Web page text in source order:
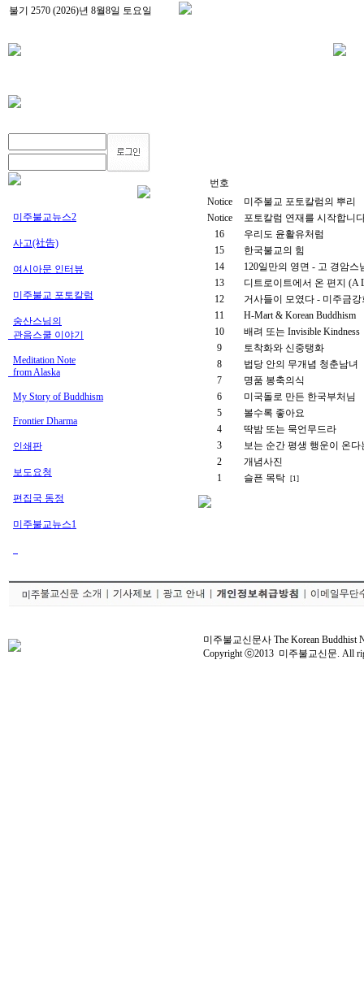
미주불교뉴스2
사고(社告)
여시아문 인터뷰
미주불교 포토칼럼
숭산스님의
_관음스쿨 이야기
Meditation Note
from Alaska
My Story of Buddhism
Frontier Dharma
인쇄판
보도요청
편집국 동정
미주불교뉴스1
번호
Notice
미주불교 포토칼럼의 뿌리
Notice
포토칼럼 연재를 시작합니
16
우리도 윤활유처럼
15
한국불교의 힘
14
120일만의 영면 - 고 경암스
13
디트로이트에서 온 편지 (A
12
거사들이 모였다 - 미주금강
11
H-Mart & Korean Buddhism
10
배려 또는 Invisible Kindness
9
토착화와 신중탱화
8
법당 안의 무개념 청춘남녀
7
명품 봉축의식
6
미국돌로 만든 한국부처님
5
볼수록 좋아요
4
딱밤 또는 묵언무드라
3
보는 순간 평생 행운이 온다
2
개념사진
1
슬픈 목탁 [1]
미주불교신문사 The Korean Buddhist
Copyright ⓒ2013 미주불교신문. All